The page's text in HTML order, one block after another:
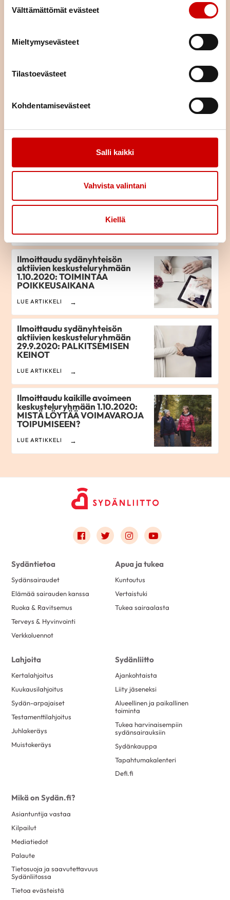
Välttämättömät evästeet
Mieltymysevästeet
Tilastoevästeet
Kohdentamisevästeet
Salli kaikki
Vahvista valintani
Kiellä
normaalin arjen
Hyvinvointirannekkeet ja -
teknologia rytmihäiriön
Sydän2020 - Pilleriä poskeen
Ilmoittaudu sydänyhteisön
aktiivien keskusteluryhmään
1.10.2020: TOIMINTAA
POIKKEUSAIKANA
LUE ARTIKKELI
Ilmoittaudu sydänyhteisön
aktiivien keskusteluryhmään
29.9.2020: PALKITSEMISEN
KEINOT
LUE ARTIKKELI
Ilmoittaudu kaikille avoimeen
keskusteluryhmään 1.10.2020:
MISTÄ LÖYTÄÄ VOIMAVAROJA
TOIPUMISEEN?
LUE ARTIKKELI
Link to facebook
Link to twitter
Link to instagram
Link to youtube
Sydäntietoa
Sydänsairaudet
Elämää sairauden kanssa
Ruoka & Ravitsemus
Terveys & Hyvinvointi
Verkkoluennot
Apua ja tukea
Kuntoutus
Vertaistuki
Tukea sairaalasta
Lahjoita
Kertalahjoitus
Kuukausilahjoitus
Sydän-arpajaiset
Testamenttilahjoitus
Juhlakeräys
Muistokeräys
Sydänliitto
Ajankohtaista
Liity jäseneksi
Alueellinen ja paikallinen
toiminta
Tukea harvinaisempiin
sydänsairauksiin
Sydänkauppa
Tapahtumakalenteri
Defi.fi
Mikä on Sydän.fi?
Asiantuntija vastaa
Kilpailut
Mediatiedot
Palaute
Tietosuoja ja saavutettavuus
Sydänliitossa
Tietoa evästeistä